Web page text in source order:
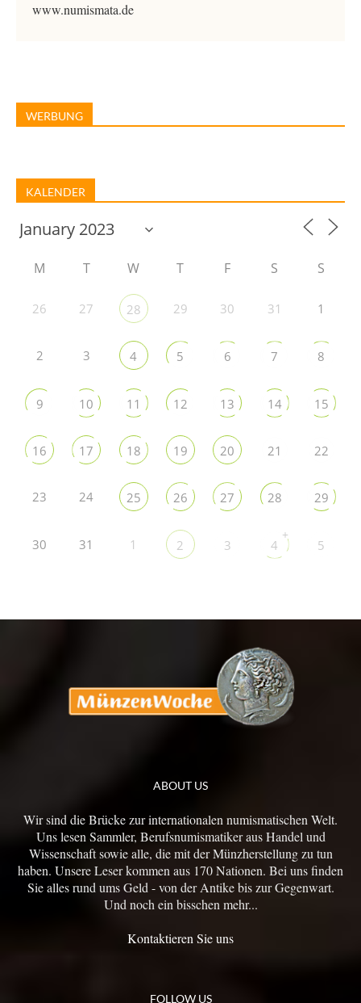
www.numismata.de
WERBUNG
KALENDER
M T W T F S S
26 27 28 29 30 31 1
2 3 4 5 6 7 8
9 10 11 12 13 14 15
16 17 18 19 20 21 22
23 24 25 26 27 28 29
30 31 1 2 3 4
+
5
ABOUT US
Wir sind die Brücke zur internationalen numismatischen Welt.
Uns lesen Sammler, Berufsnumismatiker aus Handel und
Wissenschaft sowie alle, die mit der Münzherstellung zu tun
haben. Unsere Leser kommen aus 170 Nationen. Bei uns finden
Sie alles rund ums Geld - von der Antike bis zur Gegenwart.
Und noch ein bisschen mehr...
Kontaktieren Sie uns
FOLLOW US